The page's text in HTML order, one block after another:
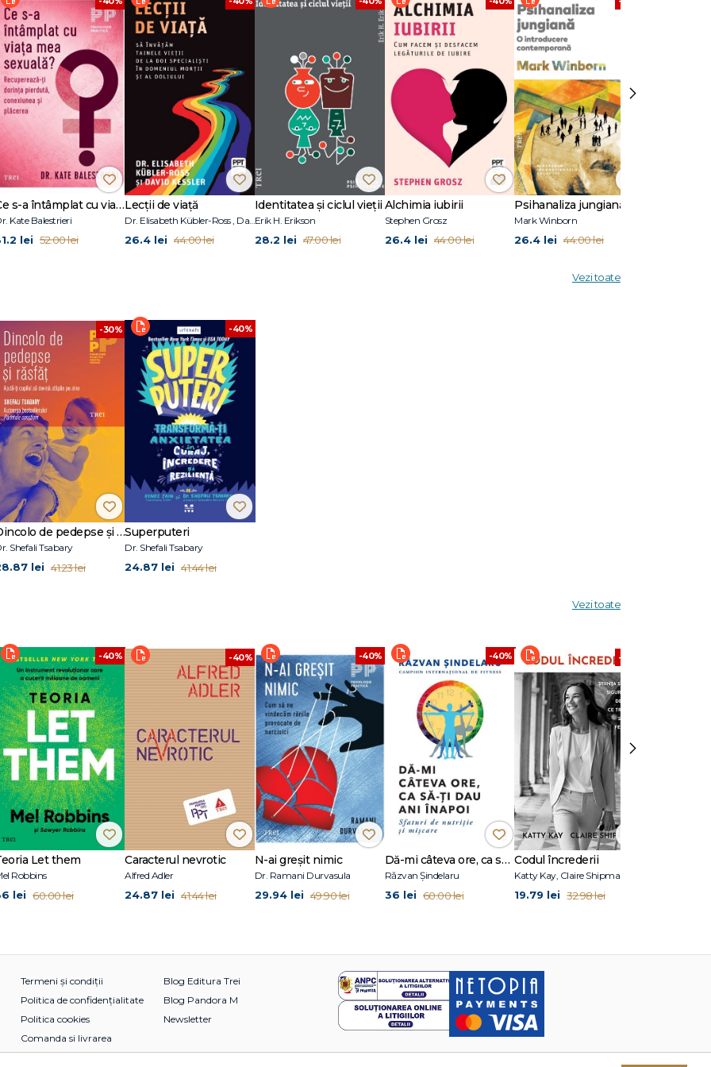
întâi cu tine însuţi
fursecuri
tine
Ce s-a întâmplat cu viața mea sexuală?
Kate Balestrieri
lei 52.00 lei
Lecții de viață
Dr. Elisabeth Kübler-Ross , David Kessler
26.4 lei 44.00 lei
Identitatea și ciclul vieții
Erik H. Erikson
28.2 lei 47.00 lei
Alchimia iubirii
Stephen Grosz
26.4 lei 44.00 lei
Psihanaliza jungiană
Mark Winborn
26.4 lei 44.00 lei
›
Vezi toate
-30%
Dincolo de pedepse și răsfăț. Ajută-ți copilul să devină stăpân pe sine
Shefali Tsabary
lei 41.23 lei
-40%
Superputeri
Dr. Shefali Tsabary
24.87 lei 41.44 lei
Vezi toate
-40%
Let them
Robbins
lei 60.00 lei
-40%
Caracterul nevrotic
Alfred Adler
24.87 lei 41.44 lei
-40%
N-ai greșit nimic
Dr. Ramani Durvasula
29.94 lei 49.90 lei
-40%
Dă-mi câteva ore, ca să-ţi dau ani înapoi
Răzvan Șindelaru
36 lei 60.00 lei
-40%
Codul încrederii
Katty Kay, Claire Shipman
19.79 lei 32.98 lei
›
Termeni și condiții
Politica de confidențialitate
Politica cookies
Comanda si livrarea
Blog Editura Trei
Blog Pandora M
Newsletter